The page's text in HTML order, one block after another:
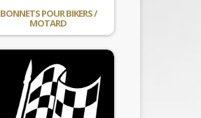
BONNETS POUR BIKERS /
MOTARD